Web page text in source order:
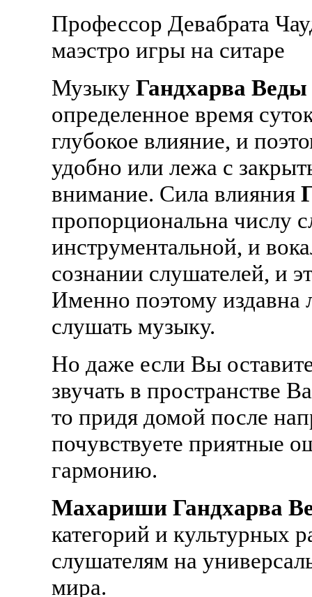
Профессор Девабрата
маэстро игры на ситаре
Музыку Гандхарва Веды
определенное время
глубокое влияние, и
удобно или лежа с
внимание. Сила влияния
пропорциональна числу
инструментальной, и
сознании слушателей, и
Именно поэтому издавна
слушать музыку.
Но даже если Вы
звучать в пространстве
то придя домой после
почувствуете приятные
гармонию.
Махариши Гандхарва
категорий и культурных
слушателям на
мира.